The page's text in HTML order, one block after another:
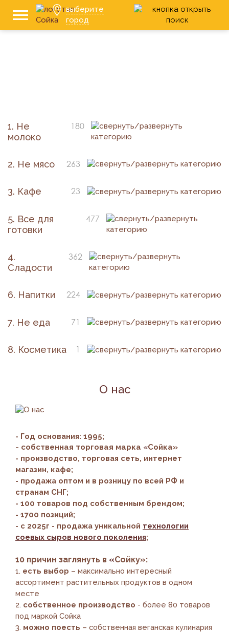
выберите
город
1. Не
молоко
180
2. Не мясо 263
3. Кафе 23
5. Все для
готовки
477
4.
Сладости
362
6. Напитки 224
7. Не еда 71
8. Косметика 1
О нас
- Год основания: 1995;
- собственная торговая марка «Сойка»
- производство, торговая сеть, интернет
магазин, кафе;
- продажа оптом и в розницу по всей РФ и
странам СНГ;
- 100 товаров под собственным брендом;
- 1700 позиций;
- с 2025г - продажа уникальной технологии
соевых сыров нового поколения;
10 причин заглянуть в «Сойку»:
1. есть выбор – максимально интересный
ассортимент растительных продуктов в одном
месте
2. собственное производство - более 80 товаров
под маркой Сойка
3. можно поесть – собственная веганская кулинария